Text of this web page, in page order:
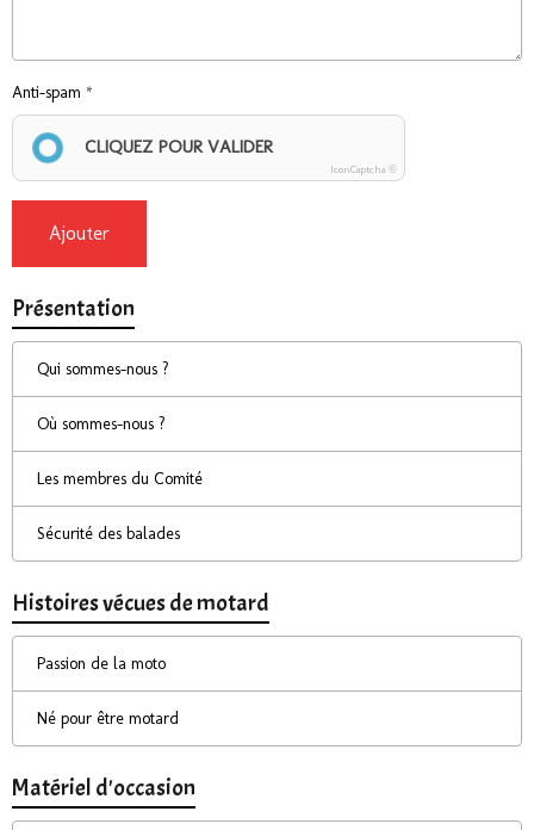
Anti-spam
CLIQUEZ POUR VALIDER
IconCaptcha ©
Ajouter
Présentation
Qui sommes-nous ?
Où sommes-nous ?
Les membres du Comité
Sécurité des balades
Histoires vécues de motard
Passion de la moto
Né pour être motard
Matériel d'occasion